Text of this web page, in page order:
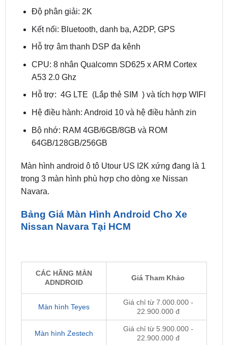
A53 2.0 Ghz
Hỗ trợ: 4G LTE (Lắp thẻ SIM ) và tích hợp WIFI
64GB/128GB/256GB
Màn hình android ô tô Utour US I2K xứng đang là 1
Navara.
Bảng Giá Màn Hình Android Cho Xe
Màn hình Teyes
Giá chỉ từ 7.000.000 -
Màn hình Zestech
Giá chỉ từ 5.900.000 -
22.900.000 đ
Màn hình Bravigo
Giá chỉ từ 6.900.000 -
24.900.000 đ